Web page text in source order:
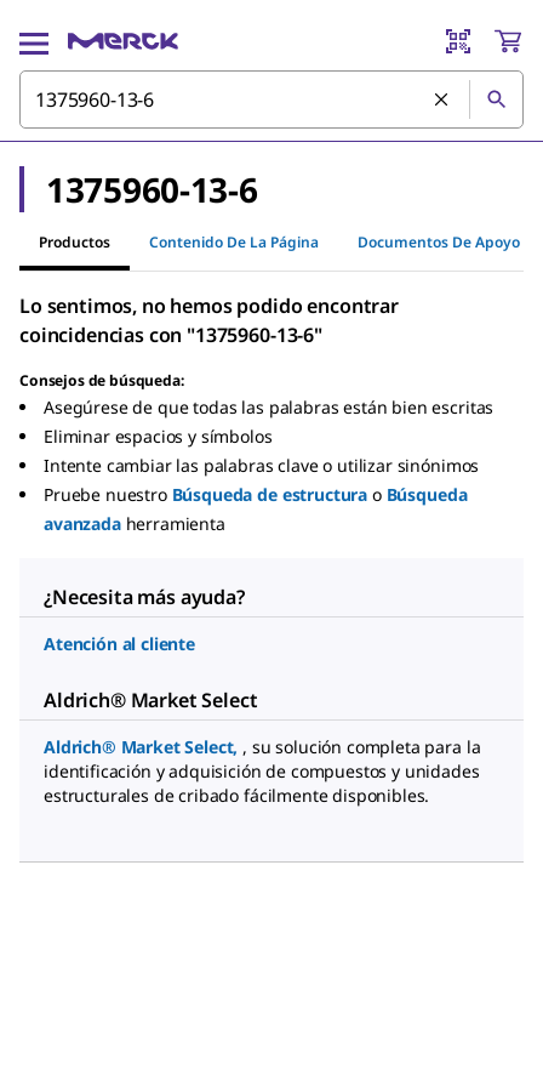
1375960-13-6
Productos Contenido De La Página Documentos De Apoyo
Lo sentimos, no hemos podido encontrar
coincidencias con "1375960-13-6"
Consejos de búsqueda:
Asegúrese de que todas las palabras están bien escritas
Eliminar espacios y símbolos
Intente cambiar las palabras clave o utilizar sinónimos
Pruebe nuestro Búsqueda de estructura o Búsqueda
avanzada herramienta
¿Necesita más ayuda?
Atención al cliente
Aldrich® Market Select
Aldrich® Market Select, , su solución completa para la
identificación y adquisición de compuestos y unidades
estructurales de cribado fácilmente disponibles.